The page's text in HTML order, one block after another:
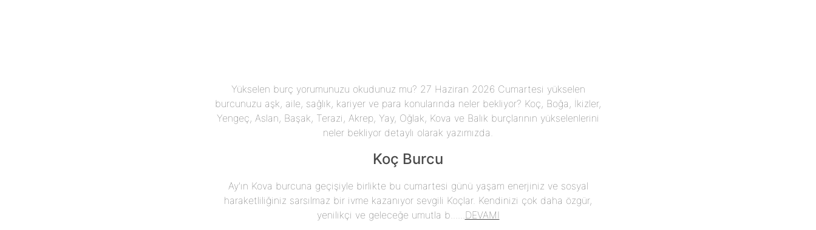
Yükselen burç yorumunuzu okudunuz mu? 27 Haziran 2026 Cumartesi yükselen
burcunuzu aşk, aile, sağlık, kariyer ve para konularında neler bekliyor? Koç, Boğa, İkizler,
Yengeç, Aslan, Başak, Terazi, Akrep, Yay, Oğlak, Kova ve Balık burçlarının yükselenlerini
neler bekliyor detaylı olarak yazımızda.
Koç Burcu
Ay'ın Kova burcuna geçişiyle birlikte bu cumartesi günü yaşam enerjiniz ve sosyal
haraketliliğiniz sarsılmaz bir ivme kazanıyor sevgili Koçlar. Kendinizi çok daha özgür,
yenilikçi ve geleceğe umutla b...... DEVAMI